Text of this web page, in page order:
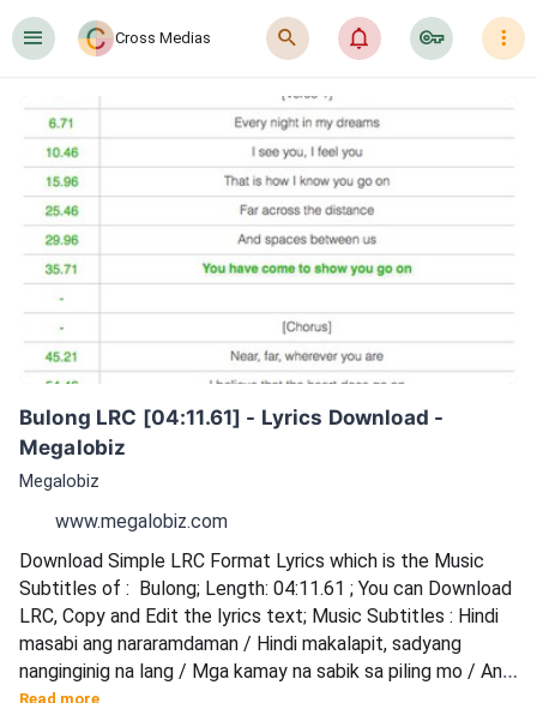
󰍜 Cross Medias 󰍉 󰂜 󰷖 󰇙
Bulong LRC [04:11.61] - Lyrics Download -
Megalobiz
Megalobiz
www.megalobiz.com
Download Simple LRC Format Lyrics which is the Music
Subtitles of :  Bulong; Length: 04:11.61 ; You can Download
LRC, Copy and Edit the lyrics text; Music Subtitles : Hindi
masabi ang nararamdaman / Hindi makalapit, sadyang
nanginginig na lang / Mga kamay na sabik sa piling mo / Ang
Read more